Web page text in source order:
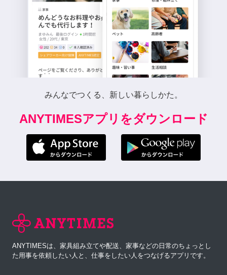
みんなでつくる、新しい暮らしかた。
ANYTIMESアプリをダウンロード
ANYTIMESは、家具組み立てや配送、家事などの日常のちょっとし
た用事を依頼したい人と、仕事をしたい人をつなげるアプリです。